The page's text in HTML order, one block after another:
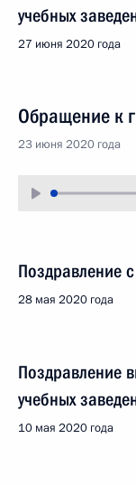
учебных
27 июня 2020 года
Обращение к
23 июня 2020 года
Поздравление
28 мая 2020 года
Поздравление
учебных
10 мая 2020 года